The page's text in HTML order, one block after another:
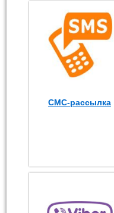
СМС-рассылка